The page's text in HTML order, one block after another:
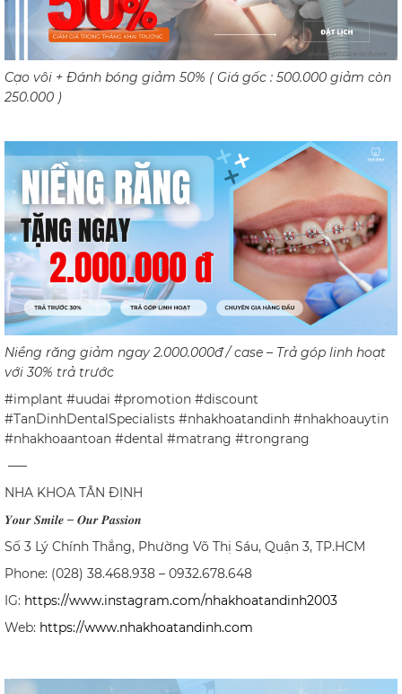
Cạo vôi + Đánh bóng giảm 50% ( Giá gốc : 500.000 giảm còn
250.000 )
Niềng răng giảm ngay 2.000.000đ / case – Trả góp linh hoạt
với 30% trả trước
#implant #uudai #promotion #discount
#TanDinhDentalSpecialists #nhakhoatandinh #nhakhoauytin
#nhakhoaantoan #dental #matrang #trongrang
—–
NHA KHOA TÂN ĐỊNH
𝒀𝒐𝒖𝒓 𝑺𝒎𝒊𝒍𝒆 – 𝑶𝒖𝒓 𝑷𝒂𝒔𝒔𝒊𝒐𝒏
Số 3 Lý Chính Thắng, Phường Võ Thị Sáu, Quận 3, TP.HCM
Phone: (028) 38.468.938 – 0932.678.648
IG: https://www.instagram.com/nhakhoatandinh2003
Web: https://www.nhakhoatandinh.com